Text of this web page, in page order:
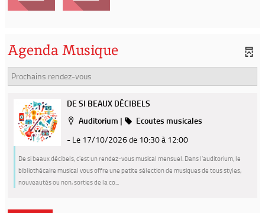
Agenda Musique
Prochains rendez-vous
DE SI BEAUX DÉCIBELS
Localisation
Auditorium | Catégorie
Ecoutes musicales
- Le 17/10/2026de 10:30 à 12:00
De si beaux décibels, c'est un rendez-vous musical mensuel. Dans l'auditorium, le
bibliothécaire musical vous offre une petite sélection de musiques de tous styles,
nouveautés ou non, sorties de la co...